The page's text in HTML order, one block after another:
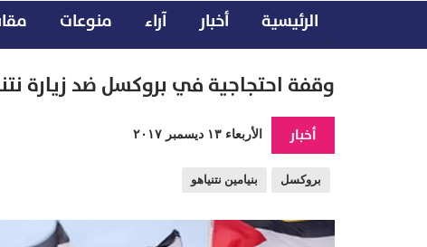
الرئيسية أخبار آراء منوعات
وقفة احتجاجية في بروكسل ضد زيارة
أخبار الأربعاء ١٣ ديسمبر ٢٠١٧
بروكسل بنيامين نتنياهو